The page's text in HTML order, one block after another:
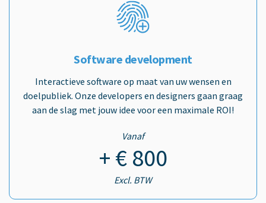
Software development
Interactieve software op maat van uw wensen en
doelpubliek. Onze developers en designers gaan graag
aan de slag met jouw idee voor een maximale ROI!
Vanaf
+ € 800
Excl. BTW